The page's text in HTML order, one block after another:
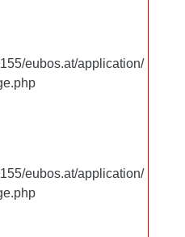
eubos.at/application/
eubos.at/application/
eubos.at/application/
eubos.at/application/